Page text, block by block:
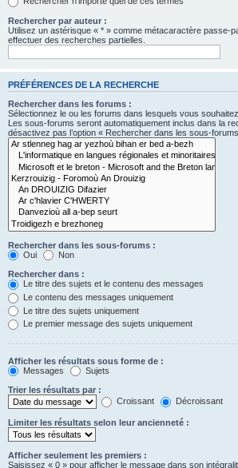
Rechercher par auteur :
Utilisez un astérisque « * » comme métacaractère passe-
effectuer des recherches partielles.
PRÉFÉRENCES DE LA RECHERCHE
Rechercher dans les forums :
Sélectionnez le ou les forums dans lesquels vous
Les sous-forums seront automatiquement inclus dans la
désactivez pas l’option « Rechercher dans les sous-
Rechercher dans les sous-forums :
Oui
Non
Rechercher dans :
Le titre des sujets et le contenu des messages
Le contenu des messages uniquement
Le titre des sujets uniquement
Le premier message des sujets uniquement
Afficher les résultats sous forme de :
Messages
Sujets
Trier les résultats par :
Croissant
Décroissant
Limiter les résultats selon leur ancienneté :
Afficher seulement les premiers :
Saisissez « 0 » pour afficher le message dans son